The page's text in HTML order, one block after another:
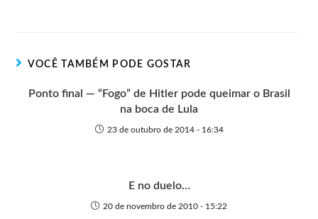
e
k
p
e
VOCÊ TAMBÉM PODE GOSTAR
Ponto final — “Fogo” de Hitler pode queimar o Brasil
na boca de Lula
23 de outubro de 2014 - 16:34
E no duelo…
20 de novembro de 2010 - 15:22